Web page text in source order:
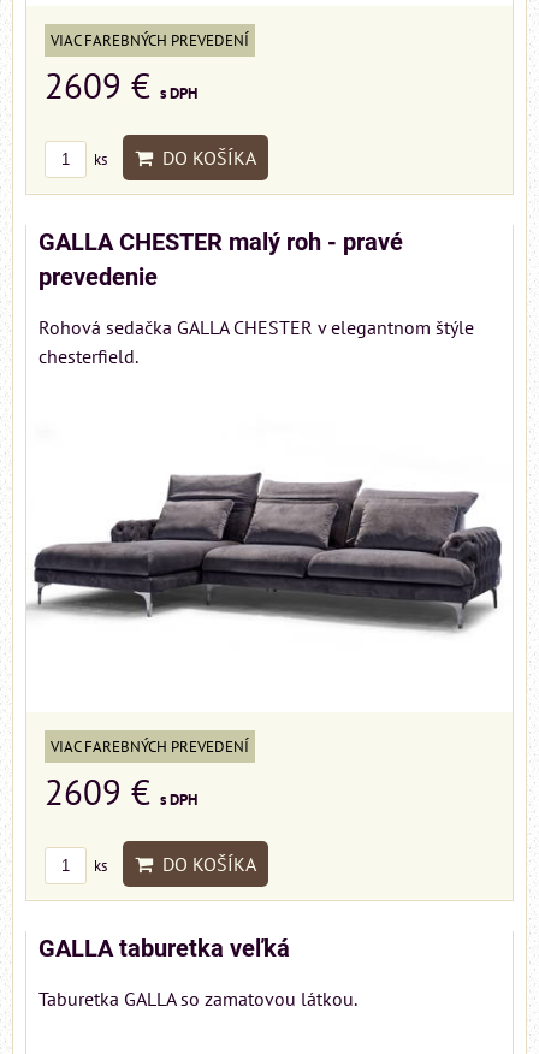
VIAC FAREBNÝCH PREVEDENÍ
2609 € s DPH
ks DO KOŠÍKA
GALLA CHESTER malý roh - pravé
prevedenie
Rohová sedačka GALLA CHESTER v elegantnom štýle
chesterfield.
VIAC FAREBNÝCH PREVEDENÍ
2609 € s DPH
ks DO KOŠÍKA
GALLA taburetka veľká
Taburetka GALLA so zamatovou látkou.